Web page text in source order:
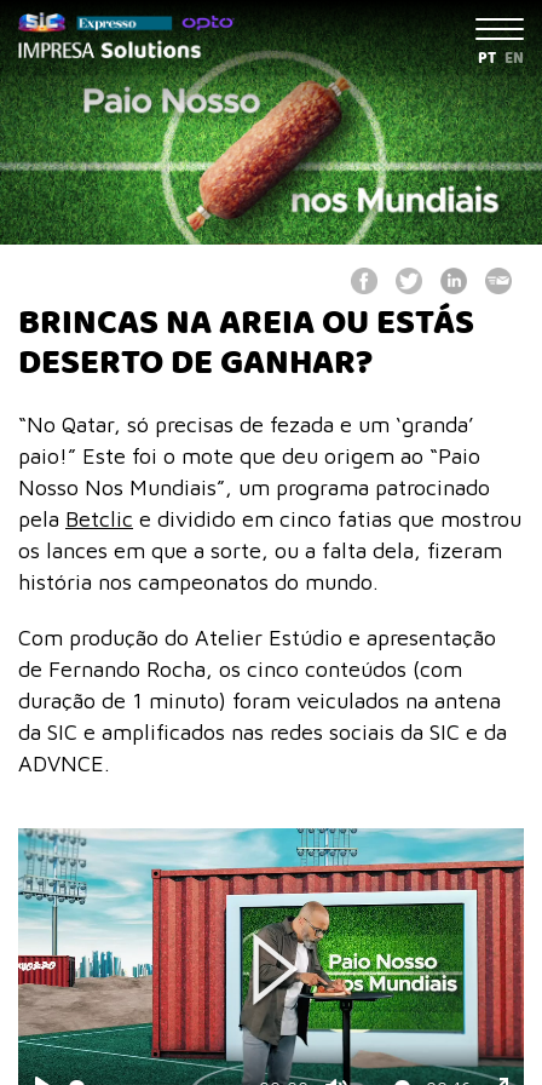
PT EN
BRINCAS NA AREIA OU ESTÁS
DESERTO DE GANHAR?
“No Qatar, só precisas de fezada e um ‘granda’
paio!” Este foi o mote que deu origem ao “Paio
Nosso Nos Mundiais”, um programa patrocinado
pela Betclic e dividido em cinco fatias que mostrou
os lances em que a sorte, ou a falta dela, fizeram
história nos campeonatos do mundo.
Com produção do Atelier Estúdio e apresentação
de Fernando Rocha, os cinco conteúdos (com
duração de 1 minuto) foram veiculados na antena
da SIC e amplificados nas redes sociais da SIC e da
ADVNCE.
Play